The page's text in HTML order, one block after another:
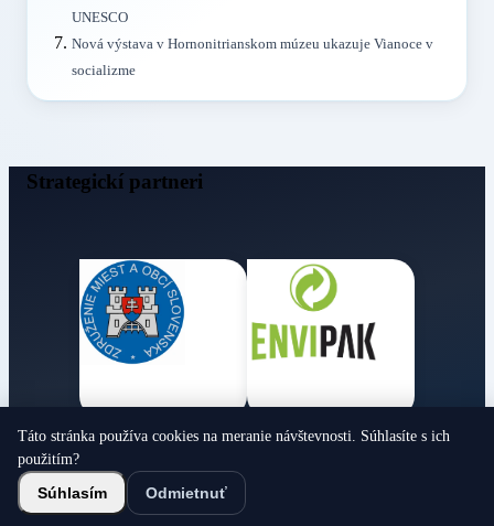
UNESCO
Nová výstava v Hornonitrianskom múzeu ukazuje Vianoce v
socializme
Strategickí partneri
Obecné noviny
© 2026 Všetky práva vyhradené
Táto stránka používa cookies na meranie návštevnosti. Súhlasíte s ich
použitím?
Súhlasím Odmietnuť